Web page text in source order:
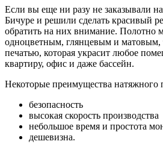
Если вы еще ни разу не заказывали
Бичуре и решили сделать красивый
обратить на них внимание. Полотно
одноцветным, глянцевым и матовым,
печатью, которая украсит любое
квартиру, офис и даже бассейн.
Некоторые преимущества натяжного
безопасность
высокая скорость производства
небольшое время и простота
дешевизна.